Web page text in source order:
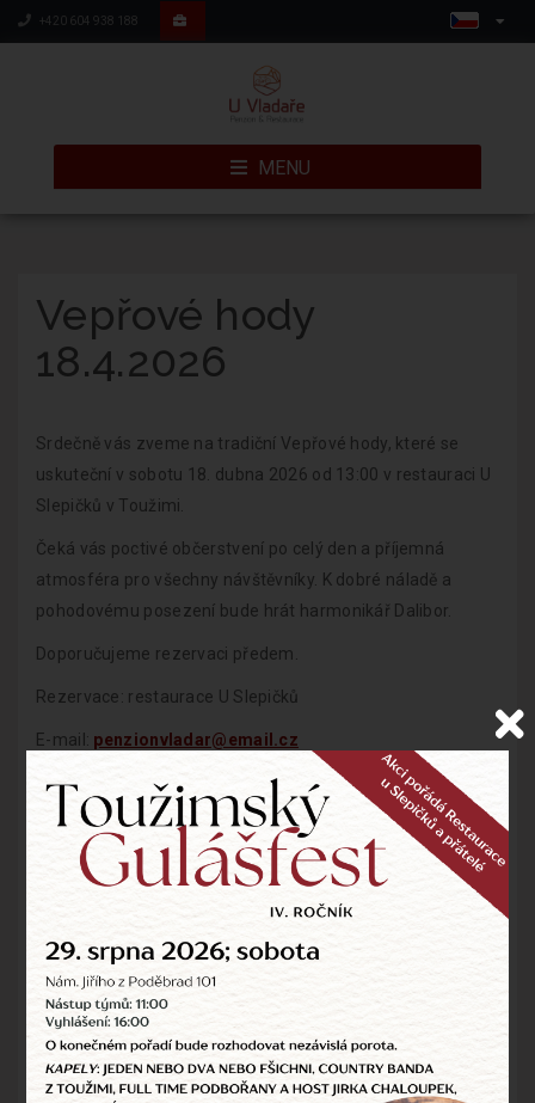
+420 604 938 188
MENU
Vepřové hody
18.4.2026
Srdečně vás zveme na tradiční Vepřové hody, které se
uskuteční v sobotu 18. dubna 2026 od 13:00 v restauraci U
Slepičků v Toužimi.
Čeká vás poctivé občerstvení po celý den a příjemná
atmosféra pro všechny návštěvníky. K dobré náladě a
pohodovému posezení bude hrát harmonikář Dalibor.
Doporučujeme rezervaci předem.
Rezervace: restaurace U Slepičků
E-mail: penzionvladar@email.cz
Těšíme se na vaši návštěvu.